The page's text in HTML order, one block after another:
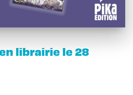
librairie le 28